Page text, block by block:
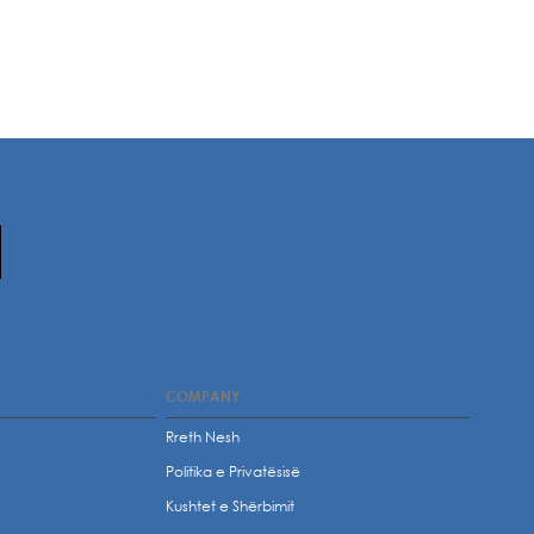
COMPANY
Rreth Nesh
Politika e Privatësisë
Kushtet e Shërbimit